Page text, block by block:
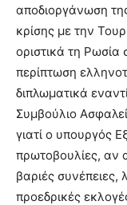
αποδιοργάνωση
κρίσης με την
οριστικά τη
περίπτωση
διπλωματικά
Συμβούλιο
γιατί ο υπουργός
πρωτοβουλίες, αν
βαριές συνέπειες,
προεδρικές